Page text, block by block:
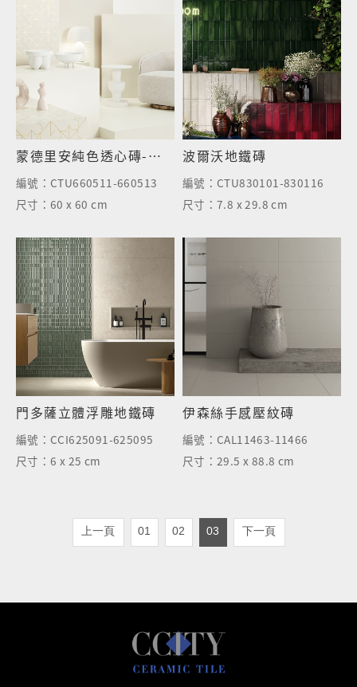
蒙德里安純色透心磚-超白
編號： CTU660511-660513
尺寸：60 x 60 cm
波爾沃地鐵磚
編號： CTU830101-830116
尺寸：7.8 x 29.8 cm
門多薩立體浮雕地鐵磚
編號： CCI625091-625095
尺寸：6 x 25 cm
伊森絲手感壓紋磚
編號： CAL11463-11466
尺寸：29.5 x 88.8 cm
上一頁 01 02 03 下一頁